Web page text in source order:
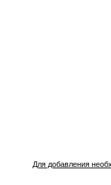
Для добавления